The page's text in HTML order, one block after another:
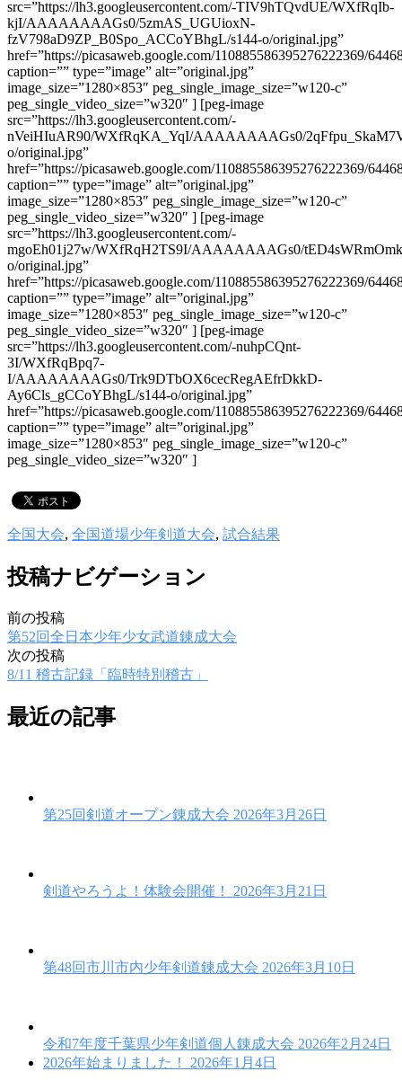
src=”https://lh3.googleusercontent.com/-TIV9hTQvdUE/WXfRqIb-
kjI/AAAAAAAAGs0/5zmAS_UGUioxN-
fzV798aD9ZP_B0Spo_ACCoYBhgL/s144-o/original.jpg”
href=”https://picasaweb.google.com/110885586395276222369/
caption=”” type=”image” alt=”original.jpg”
image_size=”1280×853″ peg_single_image_size=”w120-c”
peg_single_video_size=”w320″ ] [peg-image
src=”https://lh3.googleusercontent.com/-
nVeiHIuAR90/WXfRqKA_YqI/AAAAAAAAGs0/
o/original.jpg”
href=”https://picasaweb.google.com/110885586395276222369/
caption=”” type=”image” alt=”original.jpg”
image_size=”1280×853″ peg_single_image_size=”w120-c”
peg_single_video_size=”w320″ ] [peg-image
src=”https://lh3.googleusercontent.com/-
mgoEh01j27w/WXfRqH2TS9I/AAAAAAAAGs0/
o/original.jpg”
href=”https://picasaweb.google.com/110885586395276222369/
caption=”” type=”image” alt=”original.jpg”
image_size=”1280×853″ peg_single_image_size=”w120-c”
peg_single_video_size=”w320″ ] [peg-image
src=”https://lh3.googleusercontent.com/-nuhpCQnt-
3I/WXfRqBpq7-
I/AAAAAAAAGs0/Trk9DTbOX6cecRegAEfrDkkD-
Ay6Cls_gCCoYBhgL/s144-o/original.jpg”
href=”https://picasaweb.google.com/110885586395276222369/
caption=”” type=”image” alt=”original.jpg”
image_size=”1280×853″ peg_single_image_size=”w120-c”
peg_single_video_size=”w320″ ]
全国大会, 全国道場少年剣道大会, 試合結果
投稿ナビゲーション
前の投稿
第52回全日本少年少女武道錬成大会
次の投稿
8/11 稽古記録「臨時特別稽古」
最近の記事
第25回剣道オープン錬成大会 2026年3月26日
剣道やろうよ！体験会開催！ 2026年3月21日
第48回市川市内少年剣道錬成大会 2026年3月10日
令和7年度千葉県少年剣道個人錬成大会 2026年2月24日
2026年始まりました！
2026年1月4日